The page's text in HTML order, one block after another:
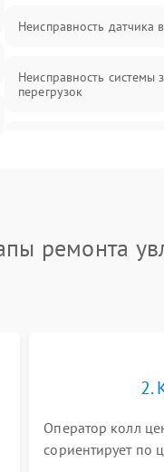
Неисправность датчика
Неисправность системы
перегрузок
Повреждение системы
Неисправность системы
Повреждение системы
ремонта
2.
Оператор колл
сориентирует по